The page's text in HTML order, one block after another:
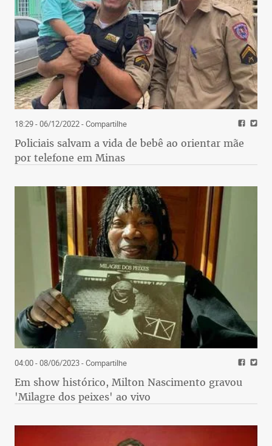
18:29 - 06/12/2022- Compartilhe
Policiais salvam a vida de bebê ao orientar mãe
por telefone em Minas
04:00 - 08/06/2023- Compartilhe
Em show histórico, Milton Nascimento gravou
'Milagre dos peixes' ao vivo